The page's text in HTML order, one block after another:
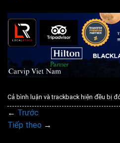
Cả bình luận và trackback hiện đều bị
← Trước
Tiếp theo →